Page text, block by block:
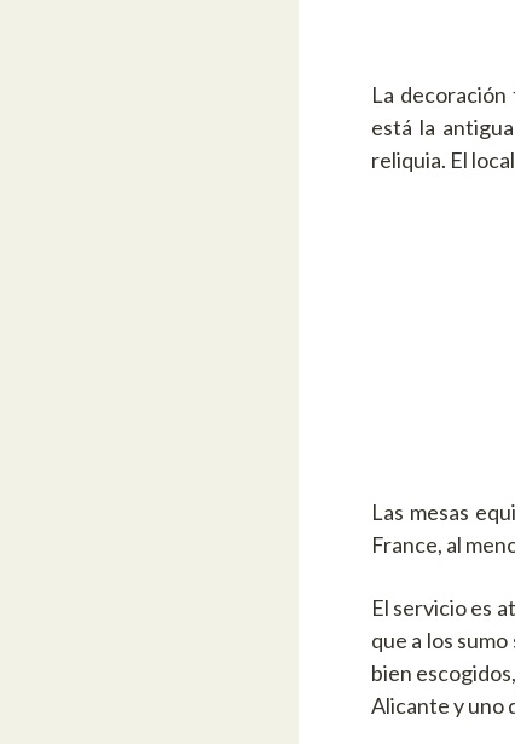
La
está la
reliquia. El
Las mesas
France, al
El servicio es
que a los
bien
Alicante y uno